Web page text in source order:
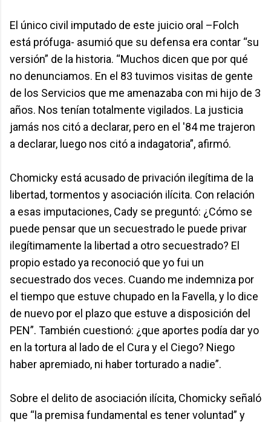
El único civil imputado de este juicio oral –Folch
está prófuga- asumió que su defensa era contar “su
versión” de la historia. “Muchos dicen que por qué
no denunciamos. En el 83 tuvimos visitas de gente
de los Servicios que me amenazaba con mi hijo de 3
años. Nos tenían totalmente vigilados. La justicia
jamás nos citó a declarar, pero en el '84 me trajeron
a declarar, luego nos citó a indagatoria”, afirmó.
Chomicky está acusado de privación ilegítima de la
libertad, tormentos y asociación ilícita. Con relación
a esas imputaciones, Cady se preguntó: ¿Cómo se
puede pensar que un secuestrado le puede privar
ilegítimamente la libertad a otro secuestrado? El
propio estado ya reconoció que yo fui un
secuestrado dos veces. Cuando me indemniza por
el tiempo que estuve chupado en la Favella, y lo dice
de nuevo por el plazo que estuve a disposición del
PEN”. También cuestionó: ¿que aportes podía dar yo
en la tortura al lado de el Cura y el Ciego? Niego
haber apremiado, ni haber torturado a nadie”.
Sobre el delito de asociación ilícita, Chomicky señaló
que “la premisa fundamental es tener voluntad” y